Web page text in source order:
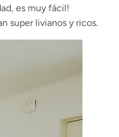
es muy fácil!
super livianos y ricos.